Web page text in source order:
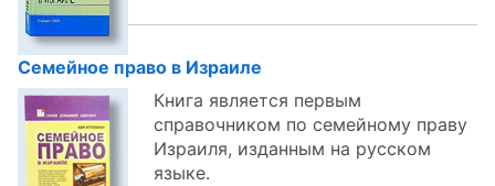
Семейное право в Израиле
Книга является первым
справочником по семейному праву
Израиля, изданным на русском
языке.